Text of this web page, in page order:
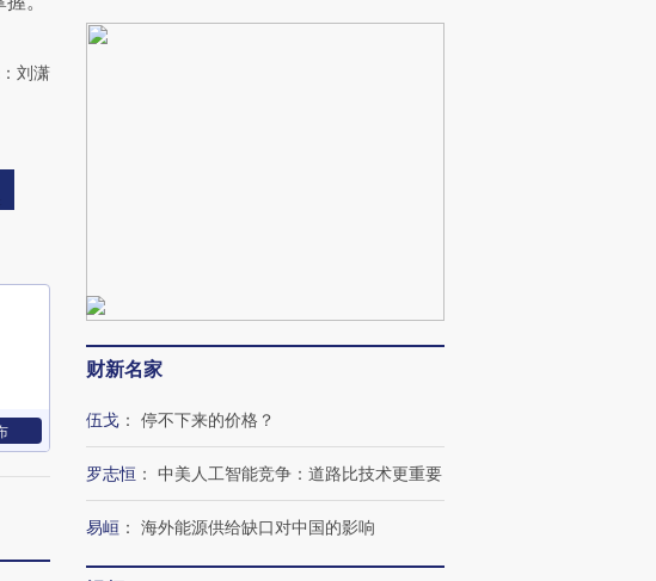
刘潇
财新名家
伍戈 ： 停不下来的价格？
罗志恒 ： 中美人工智能竞争：道路比技术更重要
易峘 ： 海外能源供给缺口对中国的影响